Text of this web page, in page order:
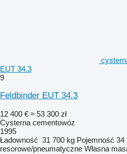
EUT 34.3
9
Feldbinder EUT 34.3
12 400 € ≈ 53 300 zł
Cysterna cementowóz
1995
Ładowność 31 700 kg Pojemność 34
resorowe/pneumatyczne Własna